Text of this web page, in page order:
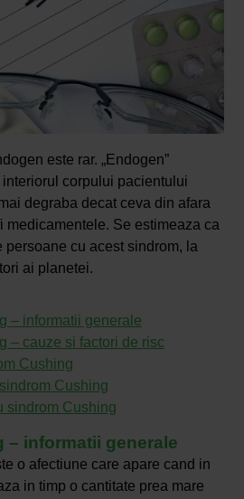
este rar. „Endogen”
corpului pacientului
degraba decat ceva din afara
medicamentele. Se estimeaza ca
persoane cu acest sindrom, la
ai planetei.
– informatii generale
– cauze si factori de risc
Cushing
Cushing
sindrom Cushing
– informatii generale
o afectiune care apare cand in
in timp o cantitate prea mare